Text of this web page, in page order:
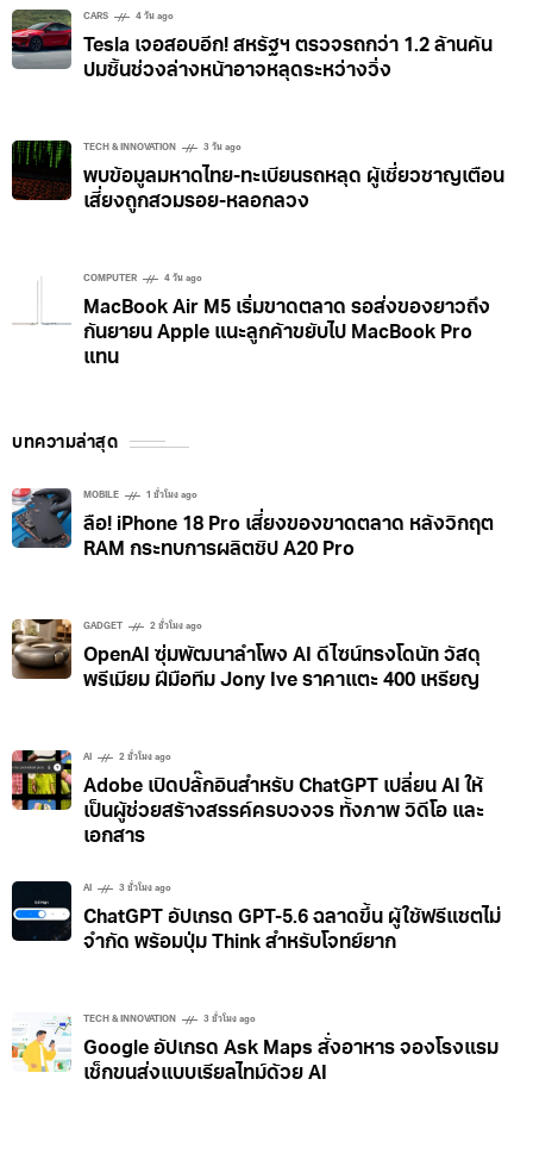
CARS 4 วัน ago
Tesla เจอสอบอีก! สหรัฐฯ ตรวจรถกว่า 1.2 ล้านคัน
ปมชิ้นช่วงล่างหน้าอาจหลุดระหว่างวิ่ง
TECH & INNOVATION 3 วัน ago
พบข้อมูลมหาดไทย-ทะเบียนรถหลุด ผู้เชี่ยวชาญเตือน
เสี่ยงถูกสวมรอย-หลอกลวง
COMPUTER 4 วัน ago
MacBook Air M5 เริ่มขาดตลาด รอส่งของยาวถึง
กันยายน Apple แนะลูกค้าขยับไป MacBook Pro
แทน
บทความล่าสุด
MOBILE 1 ชั่วโมง ago
ลือ! iPhone 18 Pro เสี่ยงของขาดตลาด หลังวิกฤต
RAM กระทบการผลิตชิป A20 Pro
GADGET 2 ชั่วโมง ago
OpenAI ซุ่มพัฒนาลำโพง AI ดีไซน์ทรงโดนัท วัสดุ
พรีเมียม ฝีมือทีม Jony Ive ราคาแตะ 400 เหรียญ
AI 2 ชั่วโมง ago
Adobe เปิดปลั๊กอินสำหรับ ChatGPT เปลี่ยน AI ให้
เป็นผู้ช่วยสร้างสรรค์ครบวงจร ทั้งภาพ วิดีโอ และ
เอกสาร
AI 3 ชั่วโมง ago
ChatGPT อัปเกรด GPT-5.6 ฉลาดขึ้น ผู้ใช้ฟรีแชตไม่
จำกัด พร้อมปุ่ม Think สำหรับโจทย์ยาก
TECH & INNOVATION 3 ชั่วโมง ago
Google อัปเกรด Ask Maps สั่งอาหาร จองโรงแรม
เช็กขนส่งแบบเรียลไทม์ด้วย AI